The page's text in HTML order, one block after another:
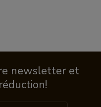
newsletter et